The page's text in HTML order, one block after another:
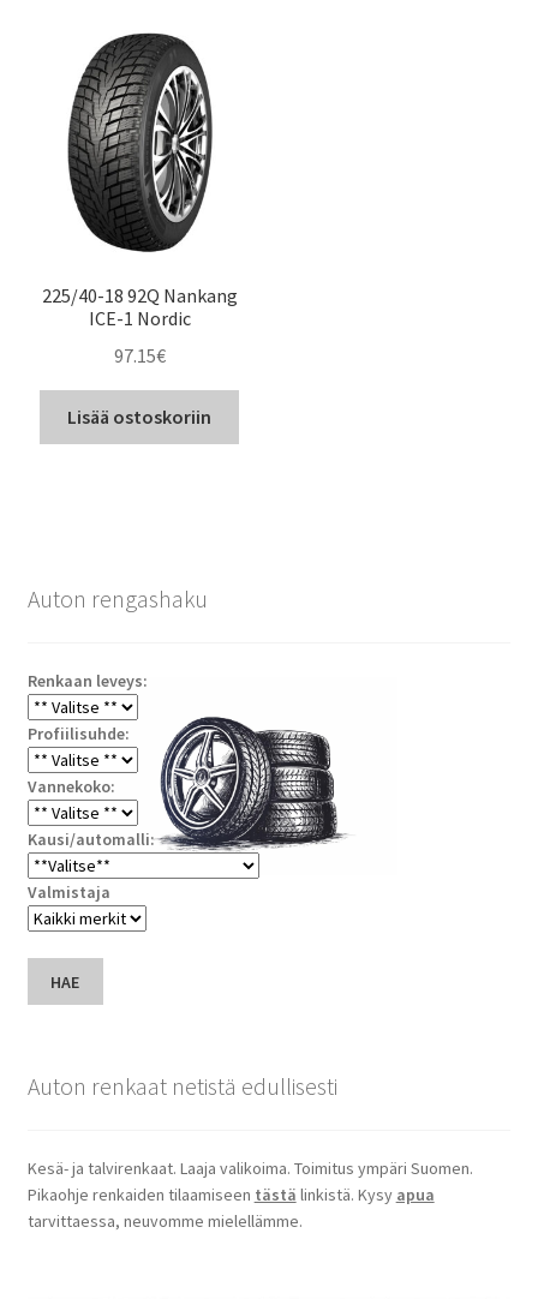
225/40-18 92Q Nankang
ICE-1 Nordic
97.15€
Lisää ostoskoriin
Auton rengashaku
Renkaan leveys:
Profiilisuhde:
Vannekoko:
Kausi/automalli:
Valmistaja
HAE
Auton renkaat netistä edullisesti
Kesä- ja talvirenkaat. Laaja valikoima. Toimitus ympäri Suomen.
Pikaohje renkaiden tilaamiseen tästä linkistä. Kysy apua
tarvittaessa, neuvomme mielellämme.